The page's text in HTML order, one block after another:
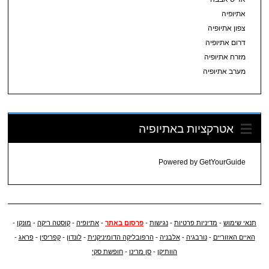
אתיופיה
צפון אתיופיה
דרום אתיופיה
מזרח אתיופיה
מערב אתיופיה
אטרקציות באתיופיה
Powered by GetYourGuide
תנאי שימוש - מדיניות פרטיות - נגישות - פרסום באתר - אתיופיה - קוסטה ריקה - מונקו -
האיים האזוריים -נורבגיה -אלבניה -הרפובליקה הדומיניקנית -לונדון -קפריסין -פראג -
הוותיקן - סן מרינו - חופשת סקי